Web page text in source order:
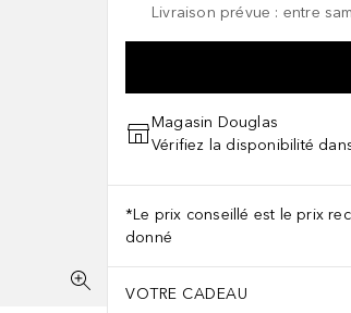
Livraison prévue : entre
Magasin Douglas
Vérifiez la disponibilité
*Le prix conseillé est le prix
donné
VOTRE CADEAU